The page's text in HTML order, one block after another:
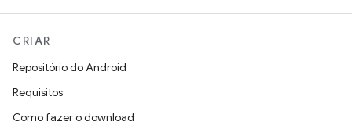
CRIAR
Repositório do Android
Requisitos
Como fazer o download